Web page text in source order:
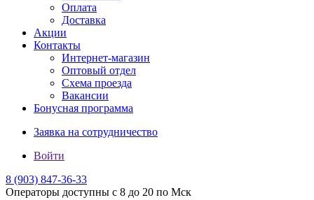
Оплата
Доставка
Акции
Контакты
Интернет-магазин
Оптовый отдел
Схема проезда
Вакансии
Бонусная программа
Заявка на сотрудничество
Войти
8 (903) 847-36-33
Операторы доступны с 8 до 20 по Мск